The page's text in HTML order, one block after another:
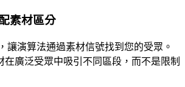
素材區分
讓演算法通過素材信號找到您的受眾。
在廣泛受眾中吸引不同區段，而不是限制